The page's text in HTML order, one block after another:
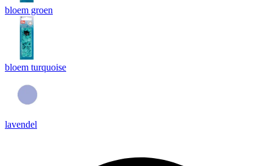
bloem groen
bloem turquoise
lavendel